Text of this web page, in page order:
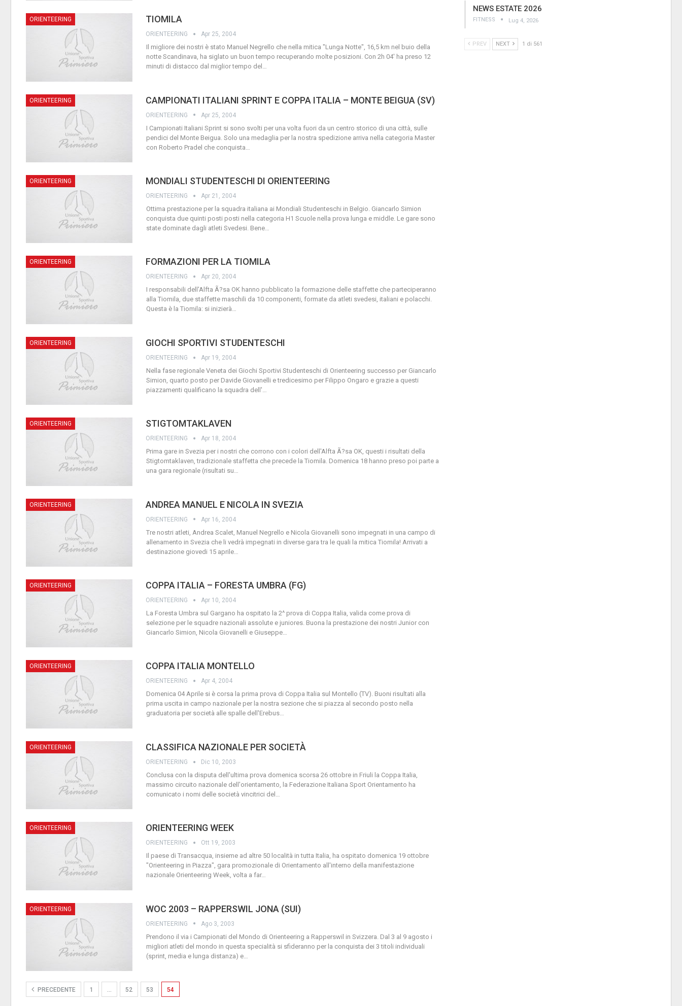
ORIENTEERING TIOMILA
ORIENTEERING Apr 25, 2004
Il migliore dei nostri è stato Manuel Negrello che nella mitica "Lunga Notte", 16,5 km nel buio della
notte Scandinava, ha siglato un buon tempo recuperando molte posizioni. Con 2h 04' ha preso 12
minuti di distacco dal miglior tempo del …
ORIENTEERING CAMPIONATI ITALIANI SPRINT E COPPA ITALIA – MONTE BEIGUA (SV)
ORIENTEERING Apr 25, 2004
I Campionati Italiani Sprint si sono svolti per una volta fuori da un centro storico di una città, sulle
pendici del Monte Beigua. Solo una medaglia per la nostra spedizione arriva nella categoria Master
con Roberto Pradel che conquista
ORIENTEERING MONDIALI STUDENTESCHI DI ORIENTEERING
ORIENTEERING Apr 21, 2004
Ottima prestazione per la squadra italiana ai Mondiali Studenteschi in Belgio. Giancarlo Simion
conquista due quinti posti posti nella categoria H1 Scuole nella prova lunga e middle. Le gare sono
state dominate dagli atleti Svedesi. Bene…
ORIENTEERING FORMAZIONI PER LA TIOMILA
ORIENTEERING Apr 20, 2004
I responsabili dell'Alfta Ã?sa OK hanno pubblicato la formazione delle staffette che parteciperanno
alla Tiomila, due staffette maschili da 10 componenti, formate da atleti svedesi, italiani e polacchi.
Questa è la Tiomila: si inizierà…
ORIENTEERING GIOCHI SPORTIVI STUDENTESCHI
ORIENTEERING Apr 19, 2004
Nella fase regionale Veneta dei Giochi Sportivi Studenteschi di Orienteering successo per Giancarlo
Simion, quarto posto per Davide Giovanelli e tredicesimo per Filippo Ongaro e grazie a questi
piazzamenti qualificano la squadra dell'
ORIENTEERING STIGTOMTAKLAVEN
ORIENTEERING Apr 18, 2004
Prima gare in Svezia per i nostri che corrono con i colori dell'Alfta Ã?sa OK, questi i risultati della
Stigtomtaklaven, tradizionale staffetta che precede la Tiomila. Domenica 18 hanno preso poi parte a
una gara regionale (risultati su…
ORIENTEERING ANDREA MANUEL E NICOLA IN SVEZIA
ORIENTEERING Apr 16, 2004
Tre nostri atleti, Andrea Scalet, Manuel Negrello e Nicola Giovanelli sono impegnati in una campo di
allenamento in Svezia che li vedrà impegnati in diverse gara tra le quali la mitica Tiomila! Arrivati a
destinazione giovedi 15 aprile
ORIENTEERING COPPA ITALIA – FORESTA UMBRA (FG)
ORIENTEERING Apr 10, 2004
La Foresta Umbra sul Gargano ha ospitato la 2^ prova di Coppa Italia, valida come prova di
selezione per le squadre nazionali assolute e juniores. Buona la prestazione dei nostri Junior con
Giancarlo Simion, Nicola Giovanelli e Giuseppe
ORIENTEERING COPPA ITALIA MONTELLO
ORIENTEERING Apr 4, 2004
Domenica 04 Aprile si è corsa la prima prova di Coppa Italia sul Montello (TV). Buoni risultati alla
prima uscita in campo nazionale per la nostra sezione che si piazza al secondo posto nella
graduatoria per società alle spalle dell'Erebus…
ORIENTEERING CLASSIFICA NAZIONALE PER SOCIETÀ
ORIENTEERING Dic 10, 2003
Conclusa con la disputa dell'ultima prova domenica scorsa 26 ottobre in Friuli la Coppa Italia,
massimo circuito nazionale dell'orientamento, la Federazione Italiana Sport Orientamento ha
comunicato i nomi delle società vincitrici del
ORIENTEERING ORIENTEERING WEEK
ORIENTEERING Ott 19, 2003
Il paese di Transacqua, insieme ad altre 50 località in tutta Italia, ha ospitato domenica 19 ottobre
"Orienteering in Piazza", gara promozionale di Orientamento all'interno della manifestazione
nazionale Orienteering Week, volta a far…
ORIENTEERING WOC 2003 – RAPPERSWIL JONA (SUI)
ORIENTEERING Ago 3, 2003
Prendono il via i Campionati del Mondo di Orienteering a Rapperswil in Svizzera. Dal 3 al 9 agosto i
migliori atleti del mondo in questa specialità si sfideranno per la conquista dei 3 titoli individuali
(sprint, media e lunga distanza) e
PRECEDENTE 1 … 52 53 54
NEWS ESTATE 2026
FITNESS Lug 4, 2026
PREV NEXT 1 di 561